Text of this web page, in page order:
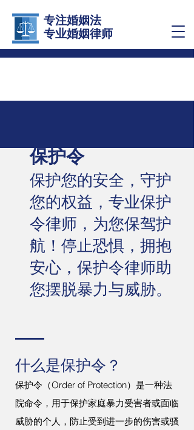
专注婚姻法
​专业婚姻律师
保护令
保护您的安全，守护
您的权益，专业保护
令律师，为您保驾护
航！停止恐惧，拥抱
安心，保护令律师助
您摆脱暴力与威胁。
什么是保护令？
保护令（Order of Protection）是一种法
院命令，用于保护家庭暴力受害者或面临
威胁的个人，防止受到进一步的伤害或骚